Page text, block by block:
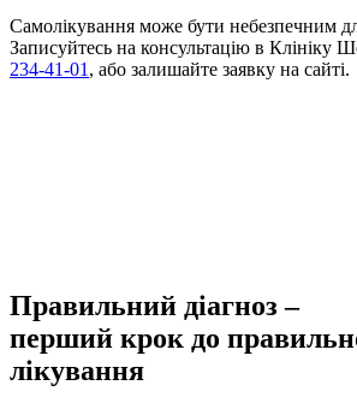
Самолікування може бути небезпечним
Записуйтесь на консультацію в Клініку
234-41-01 , або залишайте заявку на сайті.
Правильний діагноз –
перший крок до
лікування